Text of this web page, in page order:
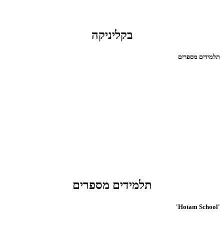
בקליניקה
תלמידים מספרים
תלמידים מספרים
'Hotam School'